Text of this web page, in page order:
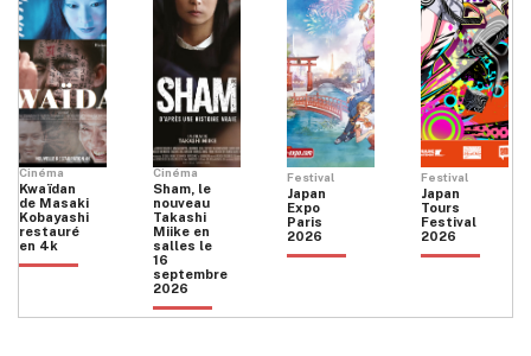
Cinéma
Kwaïdan
de Masaki
Kobayashi
restauré
en 4k
Cinéma
Sham, le
nouveau
Takashi
Miike en
salles le
16
septembre
2026
Festival
Japan
Expo
Paris
2026
Festival
Japan
Tours
Festival
2026